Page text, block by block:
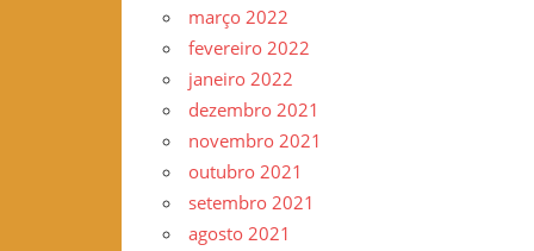
março 2022
fevereiro 2022
janeiro 2022
dezembro 2021
novembro 2021
outubro 2021
setembro 2021
agosto 2021